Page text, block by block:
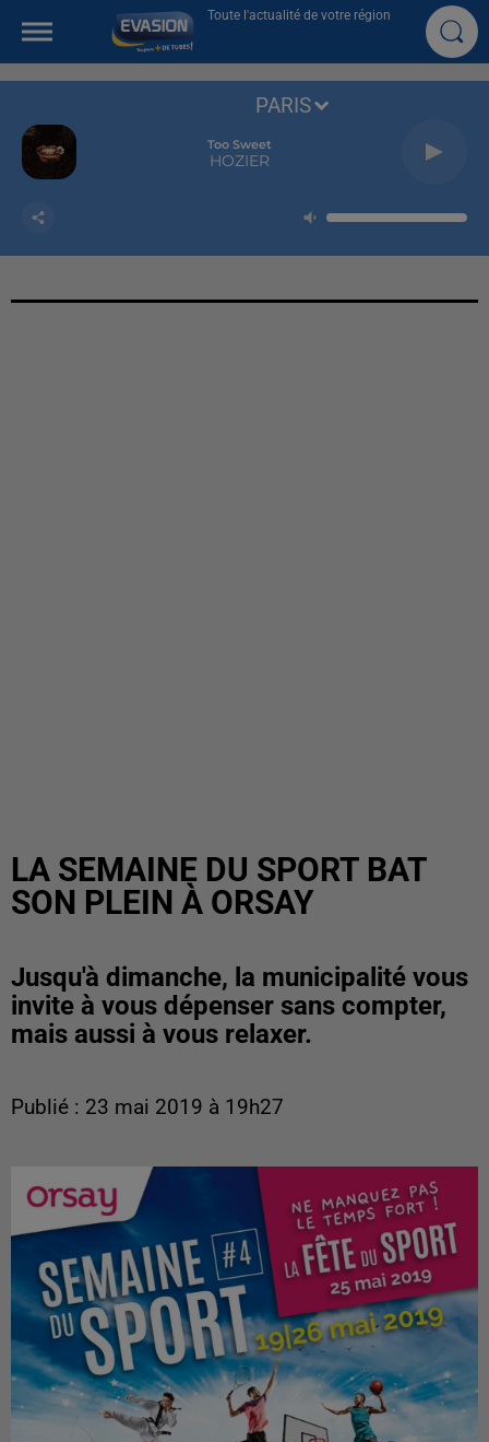
Toute l'actualité de votre région
Too Sweet
HOZIER
PARIS
LA SEMAINE DU SPORT BAT
SON PLEIN À ORSAY
Jusqu'à dimanche, la municipalité vous
invite à vous dépenser sans compter,
mais aussi à vous relaxer.
Publié : 23 mai 2019 à 19h27